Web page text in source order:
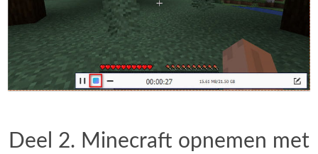
Deel 2. Minecraft opnemen met